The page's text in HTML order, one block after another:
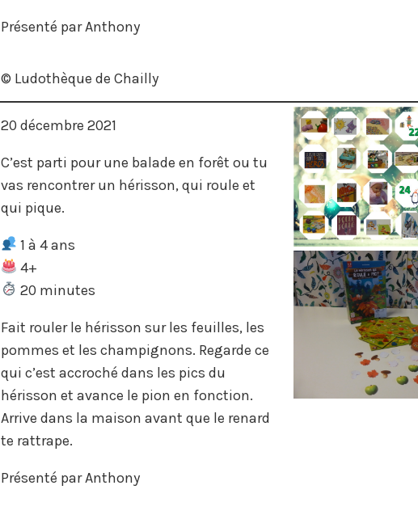
Présenté par Anthony
© Ludothèque de Chailly
20 décembre 2021
C’est parti pour une balade en forêt ou tu
vas rencontrer un hérisson, qui roule et
qui pique.
1 à 4 ans
4+
20 minutes
Fait rouler le hérisson sur les feuilles, les
pommes et les champignons. Regarde ce
qui c’est accroché dans les pics du
hérisson et avance le pion en fonction.
Arrive dans la maison avant que le renard
te rattrape.
Présenté par Anthony